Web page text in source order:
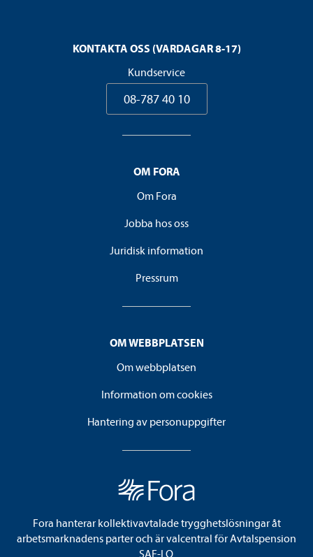
KONTAKTA OSS (VARDAGAR 8-17)
Kundservice
08-787 40 10
OM FORA
Om Fora
Jobba hos oss
Juridisk information
Pressrum
OM WEBBPLATSEN
Om webbplatsen
Information om cookies
Hantering av personuppgifter
Fora hanterar kollektivavtalade trygghetslösningar åt
arbetsmarknadens parter och är valcentral för Avtalspension
SAF-LO.